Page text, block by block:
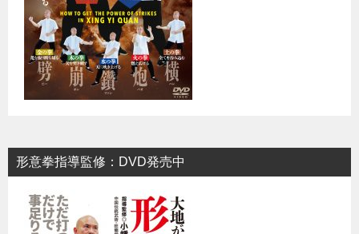
形意拳指導監修：DVD発売中